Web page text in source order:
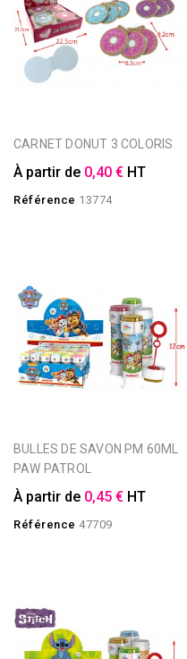
CARNET DONUT 3 COLORIS
À partir de 0,40 € HT
Référence 13774
BULLES DE SAVON PM 60ML
PAW PATROL
À partir de 0,45 € HT
Référence 47709